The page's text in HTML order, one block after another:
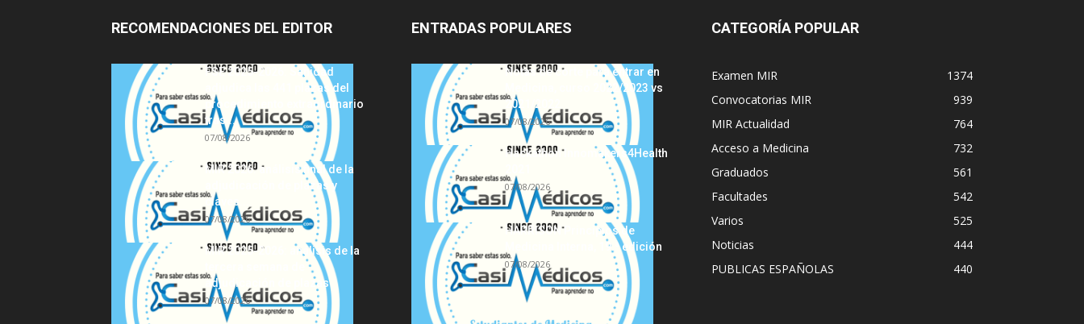
RECOMENDACIONES DEL EDITOR
FSE 2025-2026: Sanidad
adjudica las 441 plazas del
procedimiento extraordinario
tras...
07/08/2026
MIR 2026: análisis final de la
adjudicación de plazas y
claves...
07/08/2026
MIR 2025-2026: análisis de la
adjudicación de plazas
07/08/2026
ENTRADAS POPULARES
Notas de corte para entrar en
Medicina, curso 2022/2023 vs
2021/2022
07/08/2026
Hackathon Innomakers4Health
07/08/2026
HARRISON Principios de
Medicina Interna, 19.ª edición
07/08/2026
CATEGORÍA POPULAR
Examen MIR
1374
Convocatorias MIR
939
MIR Actualidad
764
Acceso a Medicina
732
Graduados
561
Facultades
542
Varios
525
Noticias
444
PUBLICAS ESPAÑOLAS
440